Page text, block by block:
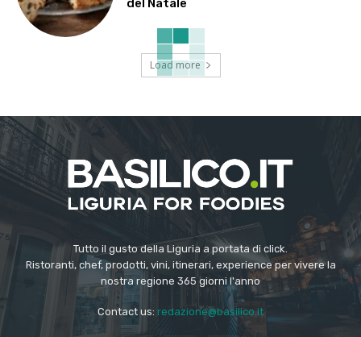
del Natale
Load more
Tutto il gusto della Liguria a portata di click.
Ristoranti, chef, prodotti, vini, itinerari, experience per vivere la
nostra regione 365 giorni l'anno
Contact us: redazione@basilico.it